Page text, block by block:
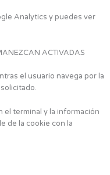
Analytics y puedes ver
ACTIVADAS
el usuario navega por la
el terminal y la información
de la cookie con la